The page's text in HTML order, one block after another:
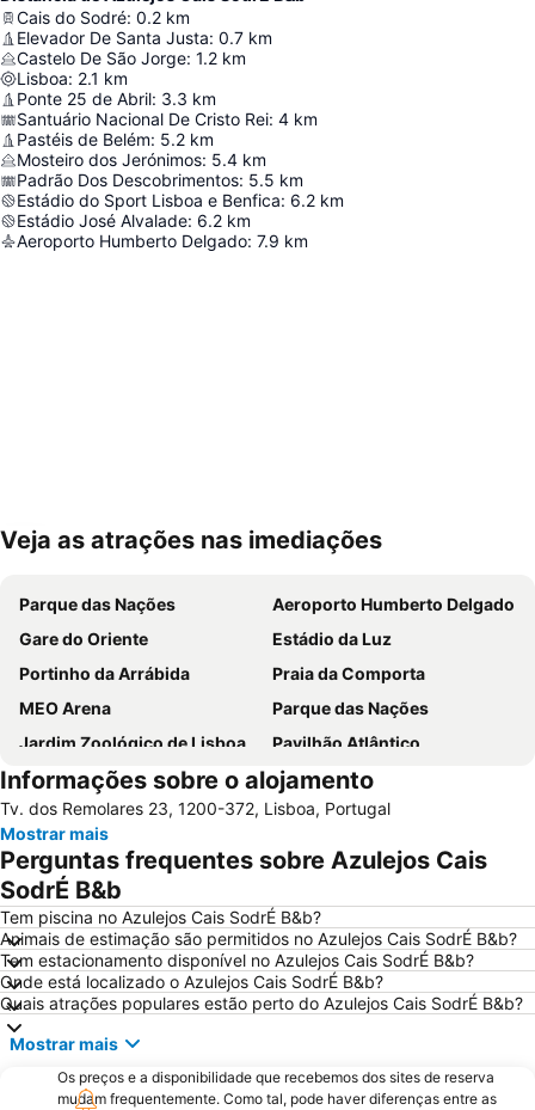
Cais do Sodré: 0.2 km
Elevador De Santa Justa: 0.7 km
Castelo De São Jorge: 1.2 km
Lisboa: 2.1 km
Ponte 25 de Abril: 3.3 km
Santuário Nacional De Cristo Rei: 4 km
Pastéis de Belém: 5.2 km
Mosteiro dos Jerónimos: 5.4 km
Padrão Dos Descobrimentos: 5.5 km
Estádio do Sport Lisboa e Benfica: 6.2 km
Estádio José Alvalade: 6.2 km
Aeroporto Humberto Delgado: 7.9 km
Ampliar mapa
Veja as atrações nas imediações
Parque das Nações
Aeroporto Humberto Delgado
Gare do Oriente
Estádio da Luz
Portinho da Arrábida
Praia da Comporta
MEO Arena
Parque das Nações
Jardim Zoológico de Lisboa
Pavilhão Atlântico
Passeio Marítimo de Algés
Benfica
Baixa de Lisboa
Parque Eduardo VII
Praça de Touros de Campo Pequeno
Praia das Azenhas do Mar
Estação de Caminhos de Ferro de Sete Rios
Avenida da Liberdade
da Figueirinha
Marquês de Pombal
Estádio do Restelo
Praia das Maçãs
Fonte da Telha
Praia Tróia Mar
Praia da Ericeira
Parque Natural da Arrabida
Lagoa de Albufeira
do Ouro Sesimbra
Informações sobre o alojamento
Tv. dos Remolares 23, 1200-372, Lisboa, Portugal
Mostrar mais
Perguntas frequentes sobre Azulejos Cais
SodrÉ B&b
Tem piscina no Azulejos Cais SodrÉ B&b?
Animais de estimação são permitidos no Azulejos Cais SodrÉ B&b?
Tem estacionamento disponível no Azulejos Cais SodrÉ B&b?
Onde está localizado o Azulejos Cais SodrÉ B&b?
Quais atrações populares estão perto do Azulejos Cais SodrÉ B&b?
Mostrar mais
Os preços e a disponibilidade que recebemos dos sites de reserva
mudam frequentemente. Como tal, pode haver diferenças entre as